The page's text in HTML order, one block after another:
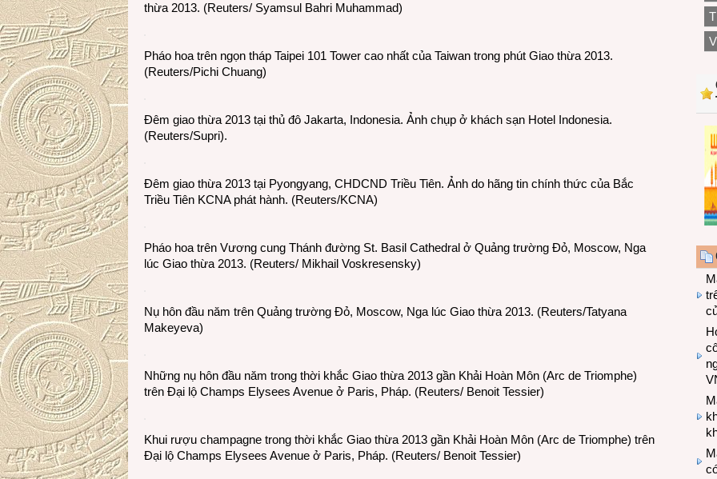
thừa 2013. (Reuters/ Syamsul Bahri Muhammad)
Pháo hoa trên ngọn tháp Taipei 101 Tower cao nhất của Taiwan trong phút Giao thừa 2013.
(Reuters/Pichi Chuang)
Đêm giao thừa 2013 tại thủ đô Jakarta, Indonesia. Ảnh chụp ở khách sạn Hotel Indonesia.
(Reuters/Supri).
Đêm giao thừa 2013 tại Pyongyang, CHDCND Triều Tiên. Ảnh do hãng tin chính thức của Bắc
Triều Tiên KCNA phát hành. (Reuters/KCNA)
Pháo hoa trên Vương cung Thánh đường St. Basil Cathedral ở Quảng trường Đỏ, Moscow, Nga
lúc Giao thừa 2013. (Reuters/ Mikhail Voskresensky)
Nụ hôn đầu năm trên Quảng trường Đỏ, Moscow, Nga lúc Giao thừa 2013. (Reuters/Tatyana
Makeyeva)
Những nụ hôn đầu năm trong thời khắc Giao thừa 2013 gần Khải Hoàn Môn (Arc de Triomphe)
trên Đại lộ Champs Elysees Avenue ở Paris, Pháp. (Reuters/ Benoit Tessier)
Khui rượu champagne trong thời khắc Giao thừa 2013 gần Khải Hoàn Môn (Arc de Triomphe) trên
Đại lộ Champs Elysees Avenue ở Paris, Pháp. (Reuters/ Benoit Tessier)